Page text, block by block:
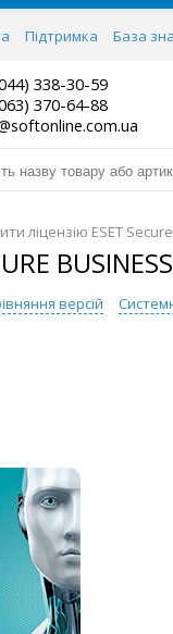
Підтримка База
338-30-59
370-64-88
ліцензію ESET
версій